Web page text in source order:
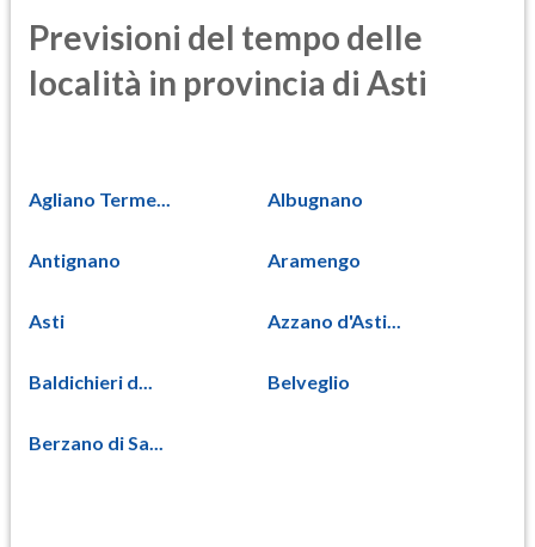
Previsioni del tempo delle
località in provincia di Asti
Agliano Terme... Albugnano
Antignano Aramengo
Asti Azzano d'Asti...
Baldichieri d... Belveglio
Berzano di Sa...